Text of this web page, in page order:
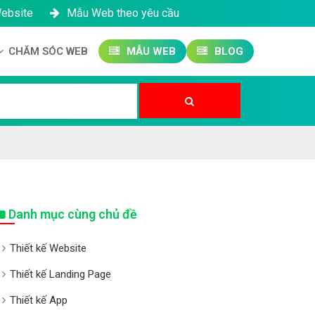
Mẫu Web theo yêu cầu
CHĂM SÓC WEB MẪU WEB BLOG
Danh mục cùng chủ đề
Thiết kế Website
Thiết kế Landing Page
Thiết kế App